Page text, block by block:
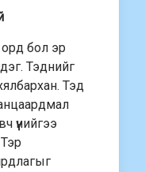
орд бол эр
Тэднийг
Тэд
үүнийгээ